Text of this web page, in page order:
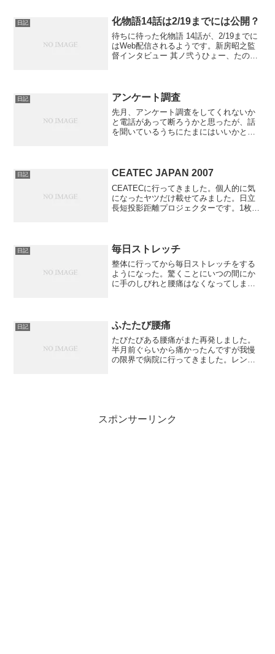
ぁ・・・
日記 化物語14話は2/19までには公開？
待ちに待った化物語 14話が、2/19までに
はWeb配信されるようです。新房昭之監
督インタビュー 其ノ弐うひょー、たのし
日記 アンケート調査
先月、アンケート調査をしてくれないか
と電話があって断ろうかと思ったが、話
を聞いているうちにたまにはいいかと思
ページで2ページ分...
日記 CEATEC JAPAN 2007
CEATECに行ってきました。個人的に気
になったヤツだけ載せてみました。日立
長短投影距離プロジェクターです。1枚目
ェクターです。設...
日記 毎日ストレッチ
整体に行ってから毎日ストレッチをする
ようになった。驚くことにいつの間にか
に手のしびれと腰痛はなくなってしまっ
ったんだけど前屈が170...
日記 ふたたび腰痛
たびたびある腰痛がまた再発しました。
半月前ぐらいから痛かったんですが我慢
の限界で病院に行ってきました。レント
スポンサーリンク